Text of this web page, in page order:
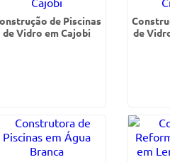
de Piscinas
de Vidro em Cajobi
de